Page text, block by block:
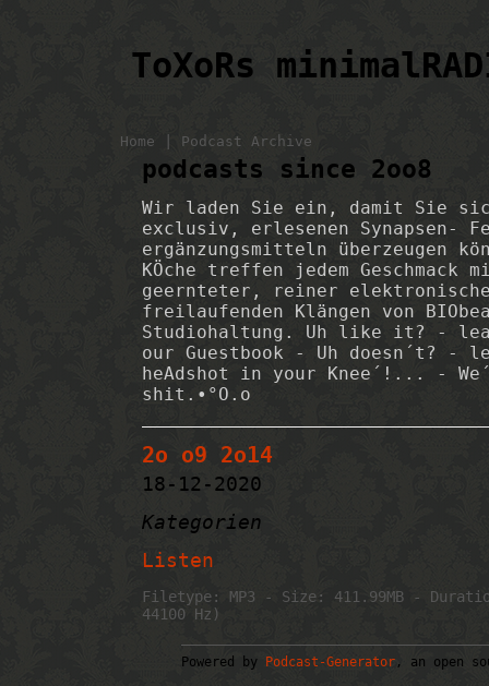
ToXoRs
Home Podcast Archive
podcasts since 2oo8
Wir laden Sie ein, damit Sie
exclusiv, erlesenen Synapsen-
ergänzungsmitteln überzeugen
KÖche treffen jedem Geschmack
geernteter, reiner
freilaufenden Klängen von
Studiohaltung. Uh like it? -
our Guestbook - Uh doesn´t? -
heAdshot in your Knee´!... -
shit.•°O.o
2o o9 2o14
18-12-2020
Kategorien
Listen
Filetype: MP3 - Size: 411.99MB -
44100 Hz)
Powered by Podcast-Generator , an open